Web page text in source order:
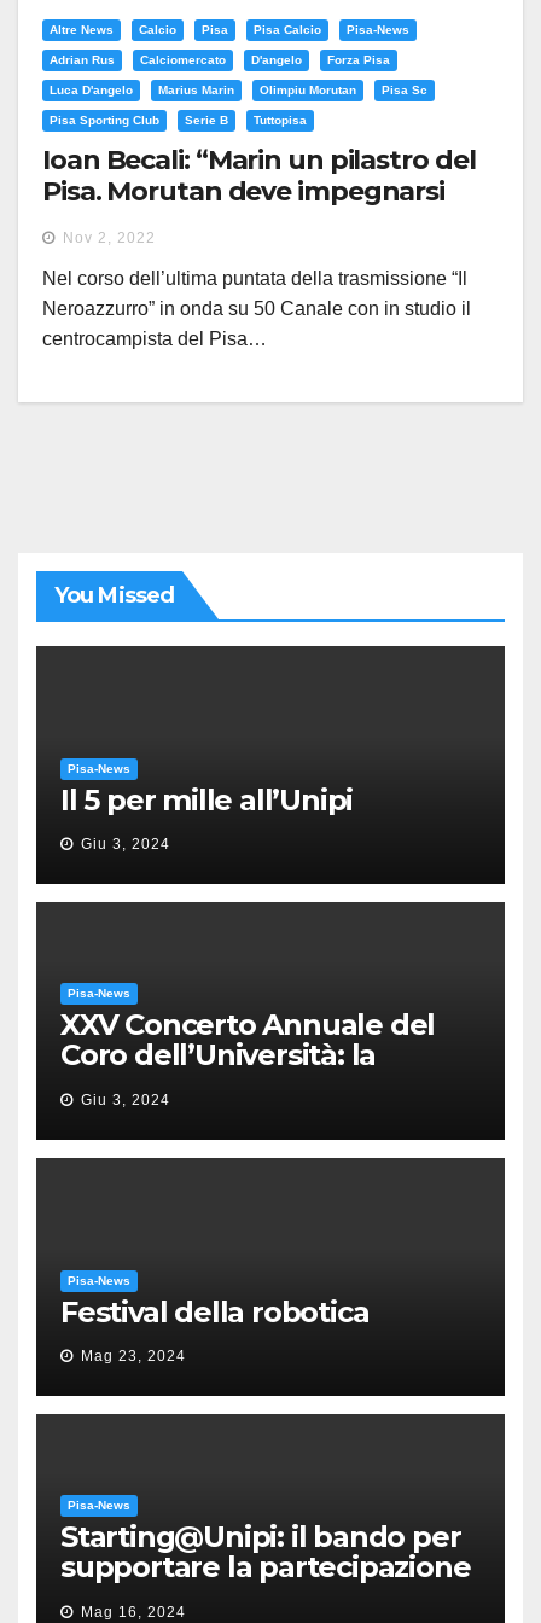
Altre News Calcio Pisa Pisa Calcio Pisa-News
Adrian Rus Calciomercato D'angelo Forza Pisa
Luca D'angelo Marius Marin Olimpiu Morutan Pisa Sc
Pisa Sporting Club Serie B Tuttopisa
Ioan Becali: “Marin un pilastro del
Pisa. Morutan deve impegnarsi
ancora di più”
Nov 2, 2022
Nel corso dell’ultima puntata della trasmissione “Il
Neroazzurro” in onda su 50 Canale con in studio il
centrocampista del Pisa…
You Missed
Pisa-News
Il 5 per mille all’Unipi
Giu 3, 2024
Pisa-News
XXV Concerto Annuale del
Coro dell’Università: la
“Messa in gloria” di Giacomo
Puccini
Giu 3, 2024
Pisa-News
Festival della robotica
Mag 23, 2024
Pisa-News
Starting@Unipi: il bando per
supportare la partecipazione
all’ERC Starting Grant
Mag 16, 2024